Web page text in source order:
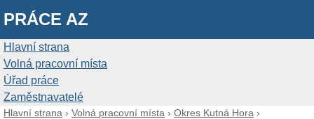
PRÁCE AZ
Hlavní strana
Volná pracovní místa
Úřad práce
Zaměstnavatelé
Hlavní strana › Volná pracovní místa › Okres Kutná Hora ›